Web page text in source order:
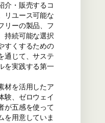
介・販売するコ
リユース可能な
リーの製品、フ
持続可能な選択
すくするための
通じて、サステ
を実践する第一
材を活用したア
験、ゼロウェイ
が五感を使って
を用意していま